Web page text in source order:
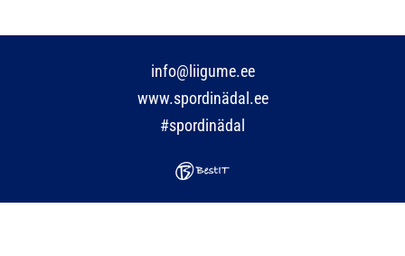
info@liigume.ee
www.spordinädal.ee
#spordinädal